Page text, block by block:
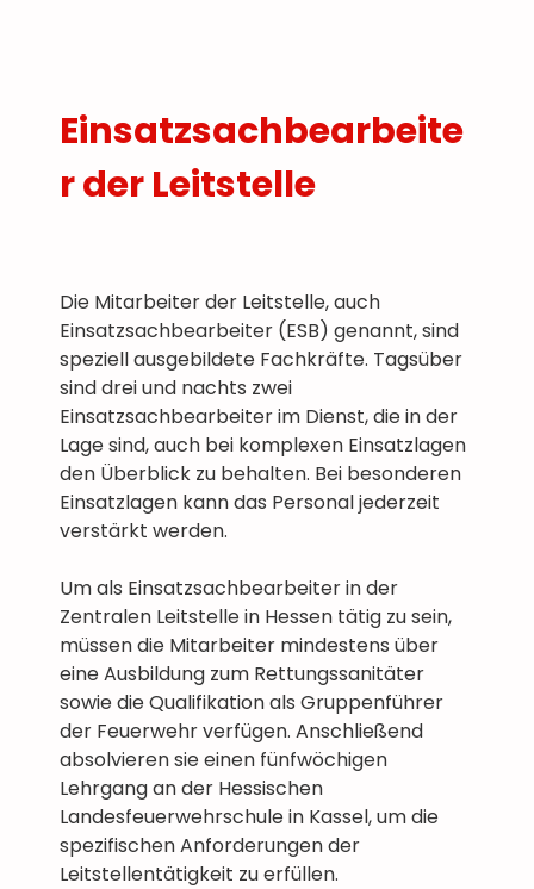
Einsatzsachbearbeite
r der Leitstelle
Die Mitarbeiter der Leitstelle, auch
Einsatzsachbearbeiter (ESB) genannt, sind
speziell ausgebildete Fachkräfte. Tagsüber
sind drei und nachts zwei
Einsatzsachbearbeiter im Dienst, die in der
Lage sind, auch bei komplexen Einsatzlagen
den Überblick zu behalten. Bei besonderen
Einsatzlagen kann das Personal jederzeit
verstärkt werden.
Um als Einsatzsachbearbeiter in der
Zentralen Leitstelle in Hessen tätig zu sein,
müssen die Mitarbeiter mindestens über
eine Ausbildung zum Rettungssanitäter
sowie die Qualifikation als Gruppenführer
der Feuerwehr verfügen. Anschließend
absolvieren sie einen fünfwöchigen
Lehrgang an der Hessischen
Landesfeuerwehrschule in Kassel, um die
spezifischen Anforderungen der
Leitstellentätigkeit zu erfüllen.